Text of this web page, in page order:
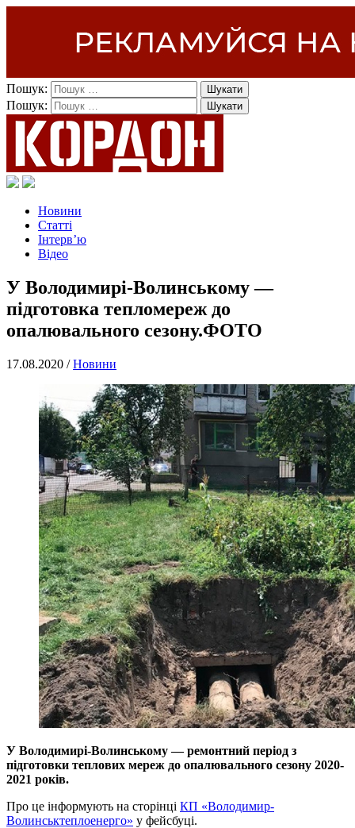
Пошук:
Пошук:
Новини
Статті
Інтерв’ю
Відео
У Володимирі-Волинському —
підготовка тепломереж до
опалювального сезону.ФОТО
17.08.2020 /Новини
У Володимирі-Волинському — ремонтний період з
підготовки теплових мереж до опалювального сезону 2020-
2021 років.
Про це інформують на сторінці КП «Володимир-
Волинськтеплоенерго» у фейсбуці.